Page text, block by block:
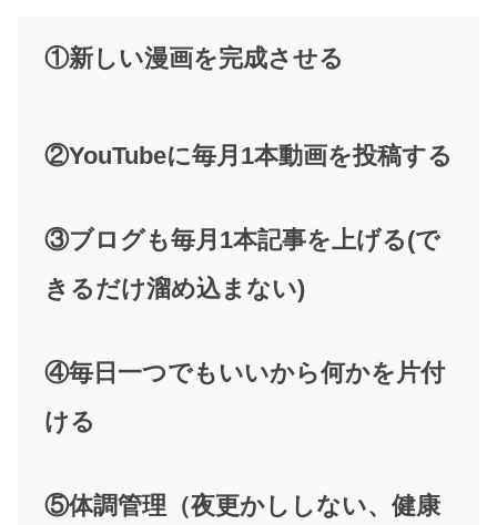
①新しい漫画を完成させる
②YouTubeに毎月1本動画を投稿する
③ブログも毎月1本記事を上げる(で
きるだけ溜め込まない)
④毎日一つでもいいから何かを片付
ける
⑤体調管理（夜更かししない、健康